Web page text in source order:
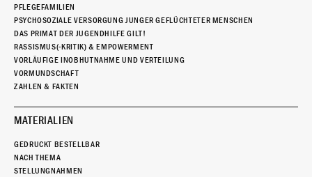
PFLEGEFAMILIEN
PSYCHOSOZIALE VERSORGUNG JUNGER GEFLÜCHTETER MENSCHEN
DAS PRIMAT DER JUGENDHILFE GILT!
RASSISMUS(-KRITIK) & EMPOWERMENT
VORLÄUFIGE INOBHUTNAHME UND VERTEILUNG
VORMUNDSCHAFT
ZAHLEN & FAKTEN
MATERIALIEN
GEDRUCKT BESTELLBAR
NACH THEMA
STELLUNGNAHMEN